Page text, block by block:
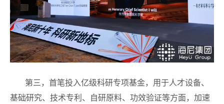
第三，首笔投入亿级科研专项基金，用于人才设备、
基础研究、技术专利、自研原料、功效验证等方面，加速